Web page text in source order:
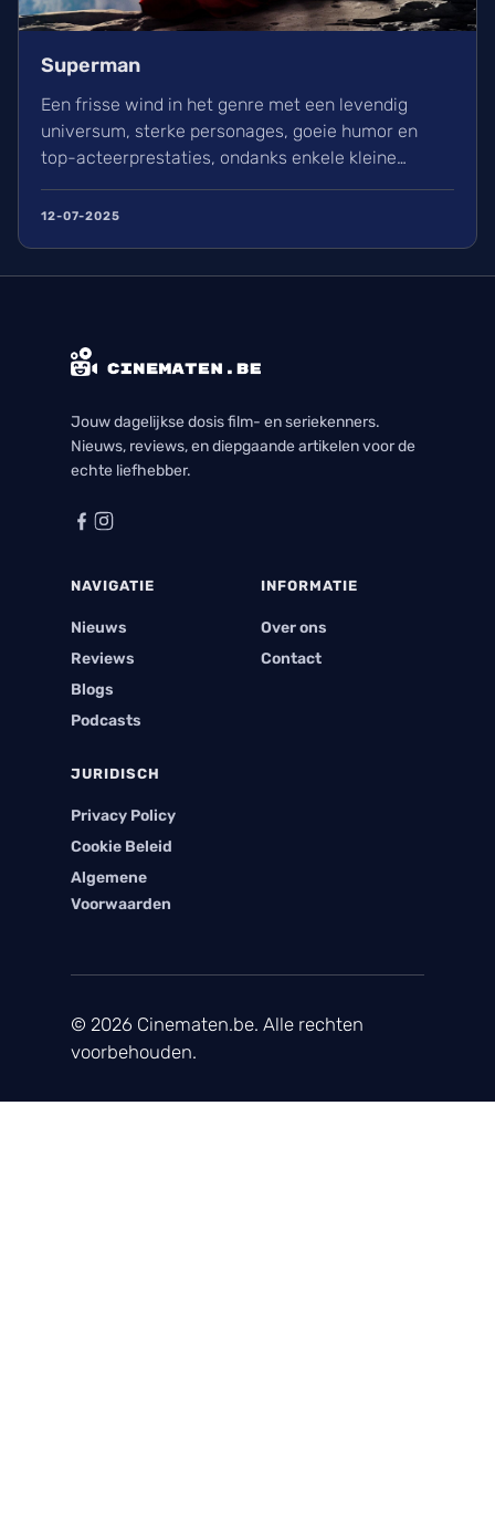
Superman
Een frisse wind in het genre met een levendig
universum, sterke personages, goeie humor en
top-acteerprestaties, ondanks enkele kleine
12-07-2025
Jouw dagelijkse dosis film- en seriekenners.
Nieuws, reviews, en diepgaande artikelen voor de
echte liefhebber.
NAVIGATIE
Nieuws
Reviews
Blogs
Podcasts
INFORMATIE
Over ons
Contact
JURIDISCH
Privacy Policy
Cookie Beleid
Algemene
Voorwaarden
© 2026 Cinematen.be. Alle rechten
voorbehouden.